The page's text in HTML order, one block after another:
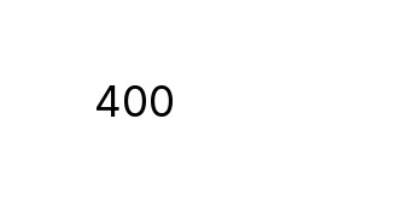
400